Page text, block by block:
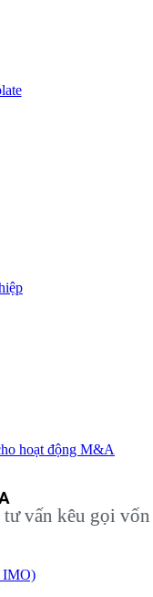
hoạt động M&A
IMO)
gọi vốn đầu